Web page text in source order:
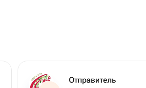
Отправитель